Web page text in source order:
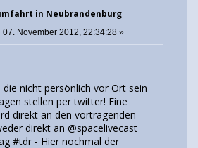
in Neubrandenburg
07. November 2012, 22:34:28 »
nicht persönlich vor Ort sein
stellen per twitter! Eine
direkt an den vortragenden
direkt an @spacelivecast
#tdr - Hier nochmal der